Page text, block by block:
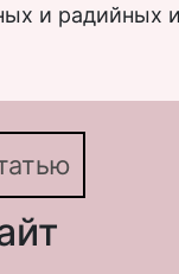
и радийных